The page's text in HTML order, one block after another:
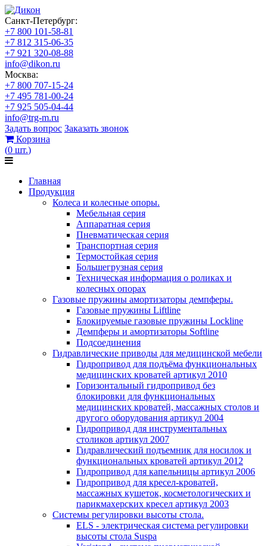
Санкт-Петербург:
+7 800 101-58-81
+7 812 315-06-35
+7 921 320-08-88
info@dikon.ru
Москва:
+7 800 707-15-24
+7 495 781-00-24
+7 925 505-04-44
info@trg-m.ru
Задать вопрос Заказать звонок
Корзина
(0 шт.)
Главная
Продукция
Колеса и колесные опоры.
Мебельная серия
Аппаратная серия
Пневматическая серия
Транспортная серия
Термостойкая серия
Большегрузная серия
Техническая информация о роликах и
колесных опорах
Газовые пружины амортизаторы демпферы.
Газовые пружины Liftline
Блокируемые газовые пружины Lockline
Демпферы и амортизаторы Softline
Подсоединения
Гидравлические приводы для медицинской мебели
Гидропривод для подъёма функциональных
медицинских кроватей артикул 2010
Горизонтальный гидропривод без
блокировки для функциональных
медицинских кроватей, массажных столов и
другого оборудования артикул 2004
Гидропривод для инструментальных
столиков артикул 2007
Гидравлический подъемник для носилок и
функциональных кроватей артикул 2012
Гидропривод для капельницы артикул 2006
Гидропривод для кресел-кроватей,
массажных кушеток, косметологических и
парикмахерских кресел артикул 2003
Системы регулировки высоты стола.
ELS - электрическая система регулировки
высоты стола Suspa